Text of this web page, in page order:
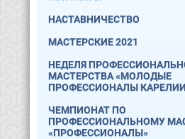
НАСТАВНИЧЕСТВО
МАСТЕРСКИЕ 2021
НЕДЕЛЯ
МАСТЕРСТВА «МОЛОДЫЕ
ПРОФЕССИОНАЛЫ
ЧЕМПИОНАТ ПО
ПРОФЕССИОНАЛЬНОМУ
«ПРОФЕССИОНАЛЫ»